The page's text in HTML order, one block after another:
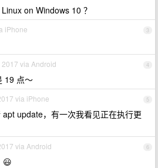
on Windows 10 ？
3
iPhone
4
2017 via Android
19 点～
5
via iPhone
update，有一次我看见正在执行更
6
via Android
😃